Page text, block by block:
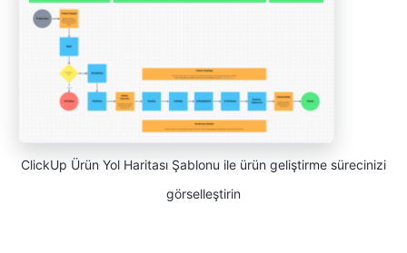
ClickUp Ürün Yol Haritası Şablonu ile ürün geliştirme sürecinizi
görselleştirin